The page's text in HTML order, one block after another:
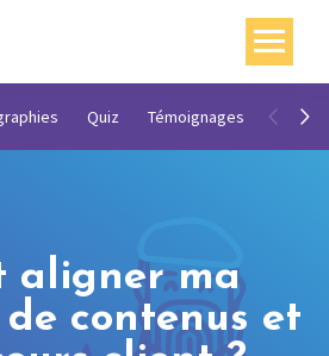
Quiz Témoignages Vidéos
aligner ma
contenus et